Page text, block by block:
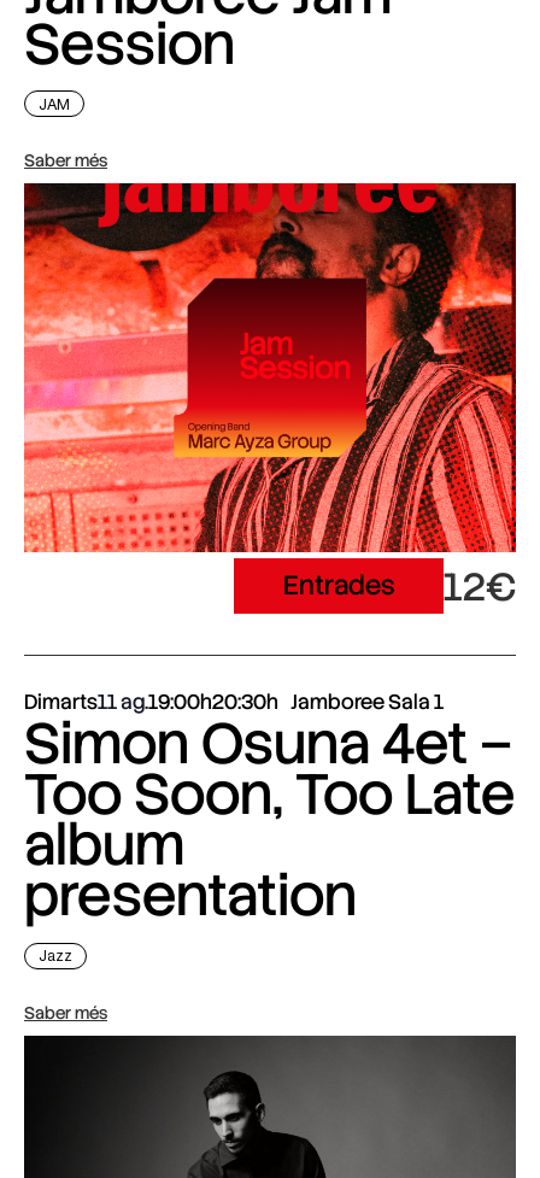
Session
JAM
Saber més
Entrades 12€
Dimarts11 ag.19:00h20:30h Jamboree Sala 1
Simon Osuna 4et –
Too Soon, Too Late
album
presentation
Jazz
Saber més